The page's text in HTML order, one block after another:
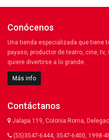
Conócenos
Una tienda especializada que tiene
payaso, productor de teatro, cine,
quiere divertirse a lo grande.
Más info
Contáctanos
Jalapa 119, Colonia Roma,
(55)3547-6444, 3547-6400, 1998-